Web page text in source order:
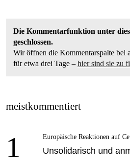
Die Kommentarfunktion unter
geschlossen.
Wir öffnen die Kommentarspalte bei
für etwa drei Tage – hier sind sie zu
meistkommentiert
1 Europäische Reaktionen auf
Unsolidarisch und